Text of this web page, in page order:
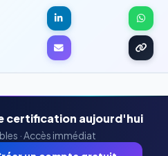
certification aujourd'hui
· Accès immédiat